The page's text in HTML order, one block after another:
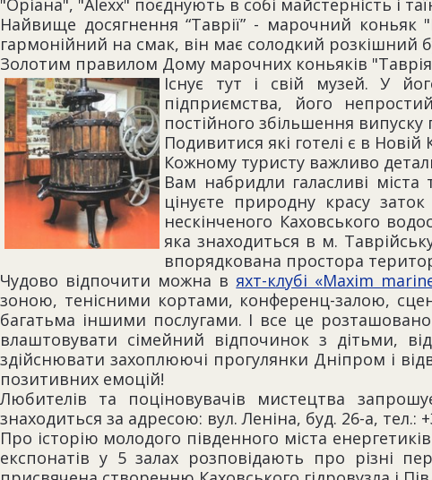
"Оріана", "АІехх" поєднують в собі майстерність і
Найвище досягнення “Таврії” - марочний
гармонійний на смак, він має солодкий
Золотим правилом Дому марочних коньяків
Існує тут і свій музей. У
підприємства, його
постійного збільшення
Подивитися які готелі є в
Кожному туристу важливо
Вам набридли галасливі
цінуєте природну красу
нескінченого Каховського
яка знаходиться в м.
впорядкована простора
Чудово відпочити можна вяхт-клубі «Maxim
зоною, тенісними кортами, конференц-залою,
багатьма іншими послугами. І все це
влаштовувати сімейний відпочинок з дітьми,
здійснювати захоплюючі прогулянки Дніпром і
позитивних емоцій!
Любителів та поціновувачів мистецтва
знаходиться за адресою: вул. Леніна, буд. 26-а, тел.:
Про історію молодого південного міста
експонатів у 5 залах розповідають про різні